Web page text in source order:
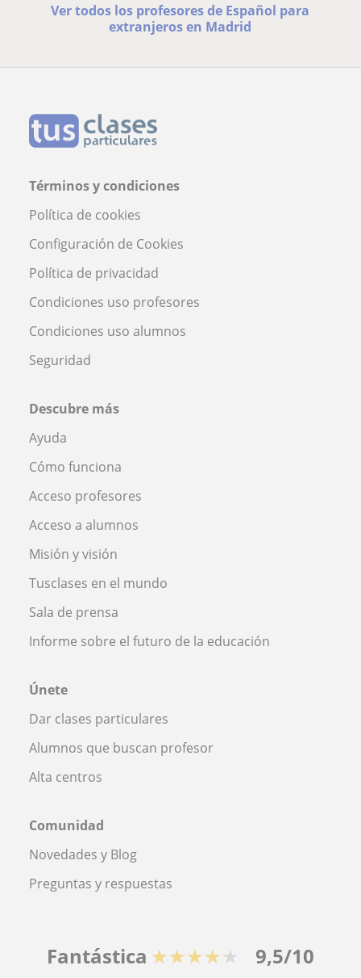
Ver todos los profesores de Español para
extranjeros en Madrid
Términos y condiciones
Política de cookies
Configuración de Cookies
Política de privacidad
Condiciones uso profesores
Condiciones uso alumnos
Seguridad
Descubre más
Ayuda
Cómo funciona
Acceso profesores
Acceso a alumnos
Misión y visión
Tusclases en el mundo
Sala de prensa
Informe sobre el futuro de la educación
Únete
Dar clases particulares
Alumnos que buscan profesor
Alta centros
Comunidad
Novedades y Blog
Preguntas y respuestas
Fantástica ★★★★★ 9,5/10